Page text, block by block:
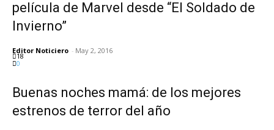
película de Marvel desde “El Soldado de
Invierno”
Editor Noticiero - May 2, 2016
18
0
Buenas noches mamá: de los mejores
estrenos de terror del año